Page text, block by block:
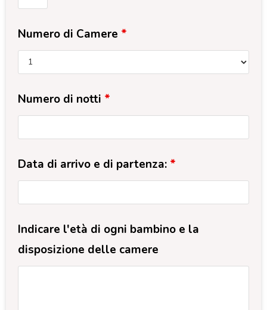
Numero di Camere *
Numero di notti *
Data di arrivo e di partenza: *
Indicare l'età di ogni bambino e la
disposizione delle camere